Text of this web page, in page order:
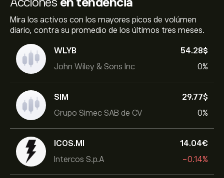
Mira los activos con los mayores picos de volúmen
diario, contra su promedio de los últimos tres meses.
WLYB
John Wiley & Sons Inc
54.28‎$‎
0%
SIM
Grupo Simec SAB de CV
29.77‎$‎
0%
ICOS.MI
Intercos S.p.A
14.04‎€‎
-0.14%